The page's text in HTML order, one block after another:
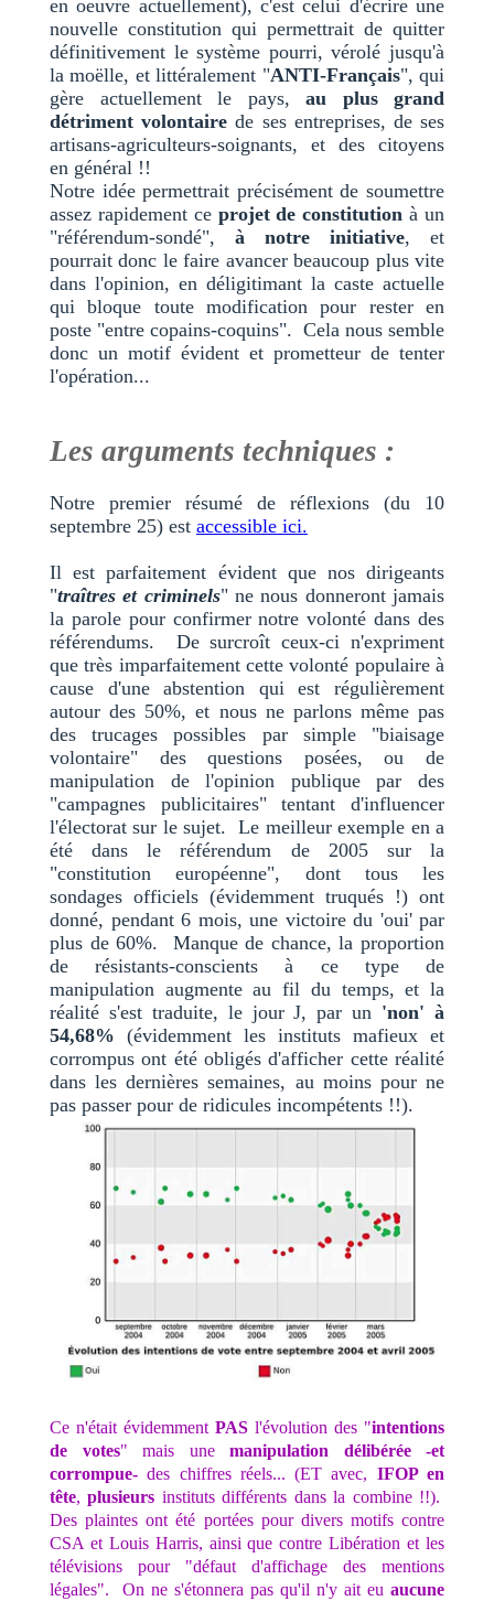
en oeuvre actuellement), c'est celui d'écrire une
nouvelle constitution qui permettrait de quitter
définitivement le système pourri, vérolé jusqu'à
la moëlle, et littéralement "ANTI-Français", qui
gère actuellement le pays, au plus grand
détriment volontaire de ses entreprises, de ses
artisans-agriculteurs-soignants, et des citoyens
en général !!
Notre idée permettrait précisément de soumettre
assez rapidement ce projet de constitution à un
"référendum-sondé", à notre initiative, et
pourrait donc le faire avancer beaucoup plus vite
dans l'opinion, en déligitimant la caste actuelle
qui bloque toute modification pour rester en
poste "entre copains-coquins". Cela nous semble
donc un motif évident et prometteur de tenter
l'opération...
Les arguments techniques :
Notre premier résumé de réflexions (du 10
septembre 25) est accessible ici.
Il est parfaitement évident que nos dirigeants
"traîtres et criminels" ne nous donneront jamais
la parole pour confirmer notre volonté dans des
référendums. De surcroît ceux-ci n'expriment
que très imparfaitement cette volonté populaire à
cause d'une abstention qui est régulièrement
autour des 50%, et nous ne parlons même pas
des trucages possibles par simple "biaisage
volontaire" des questions posées, ou de
manipulation de l'opinion publique par des
"campagnes publicitaires" tentant d'influencer
l'électorat sur le sujet. Le meilleur exemple en a
été dans le référendum de 2005 sur la
"constitution européenne", dont tous les
sondages officiels (évidemment truqués !) ont
donné, pendant 6 mois, une victoire du 'oui' par
plus de 60%. Manque de chance, la proportion
de résistants-conscients à ce type de
manipulation augmente au fil du temps, et la
réalité s'est traduite, le jour J, par un 'non' à
54,68% (évidemment les instituts mafieux et
corrompus ont été obligés d'afficher cette réalité
dans les dernières semaines, au moins pour ne
pas passer pour de ridicules incompétents !!).
Ce n'était évidemment PAS l'évolution des "intentions
de votes" mais une manipulation délibérée -et
corrompue- des chiffres réels... (ET avec, IFOP en
tête,plusieurs instituts différents dans la combine !!).
Des plaintes ont été portées pour divers motifs contre
CSA et Louis Harris, ainsi que contre Libération et les
télévisions pour "défaut d'affichage des mentions
légales". On ne s'étonnera pas qu'il n'y ait eu aucune